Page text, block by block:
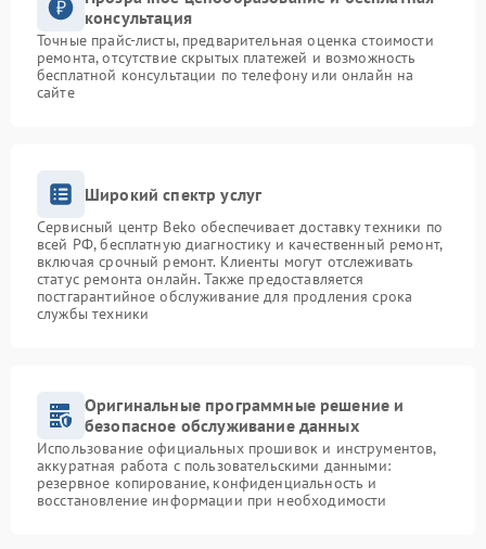
консультация
Точные прайс-листы, предварительная оценка стоимости
ремонта, отсутствие скрытых платежей и возможность
бесплатной консультации по телефону или онлайн на
сайте
Широкий спектр услуг
Сервисный центр Beko обеспечивает доставку техники по
всей РФ, бесплатную диагностику и качественный ремонт,
включая срочный ремонт. Клиенты могут отслеживать
статус ремонта онлайн. Также предоставляется
постгарантийное обслуживание для продления срока
службы техники
Оригинальные программные решение и
безопасное обслуживание данных
Использование официальных прошивок и инструментов,
аккуратная работа с пользовательскими данными:
резервное копирование, конфиденциальность и
восстановление информации при необходимости